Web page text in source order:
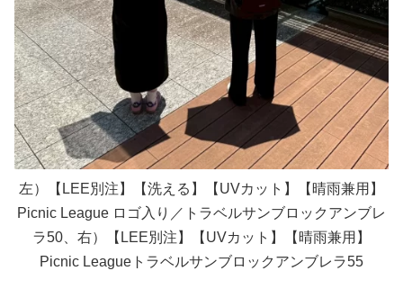
左）【LEE別注】【洗える】【UVカット】【晴雨兼用】
Picnic League ロゴ入り／トラベルサンブロックアンブレ
ラ50、右）【LEE別注】【UVカット】【晴雨兼用】
Picnic Leagueトラベルサンブロックアンブレラ55